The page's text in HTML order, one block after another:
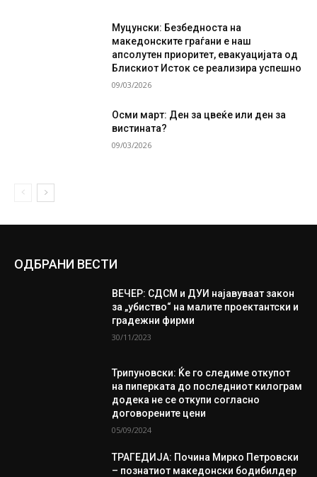
Муцунски: Безбедноста на
македонските граѓани е наш
апсолутен приоритет, евакуацијата од
Блискиот Исток се реализира успешно
09/03/2026
Осми март: Ден за цвеќе или ден за
вистината?
09/03/2026
ОДБРАНИ ВЕСТИ
ВЕЧЕР: СДСМ и ДУИ најавуваат закон
за „убиство“ на малите проектантски и
градежни фирми
30/11/2023
Трипуновски: Ќе го следиме откупот
на пиперката до последниот килограм
додека не се откупи согласно
договорените цени
05/09/2024
ТРАГЕДИЈА: Почина Мирко Петровски
– познатиот македонски бодибилдер